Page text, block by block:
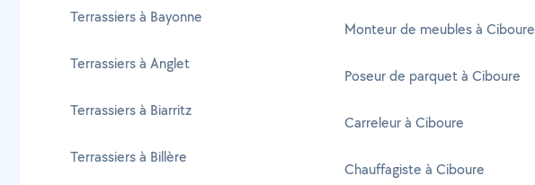
Terrassiers à Bayonne
Terrassiers à Anglet
Terrassiers à Biarritz
Terrassiers à Billère
Monteur de meubles à Ciboure
Poseur de parquet à Ciboure
Carreleur à Ciboure
Chauffagiste à Ciboure